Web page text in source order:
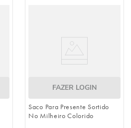
FAZER LOGIN
Saco Para Presente Sortido
No Milheiro Colorido